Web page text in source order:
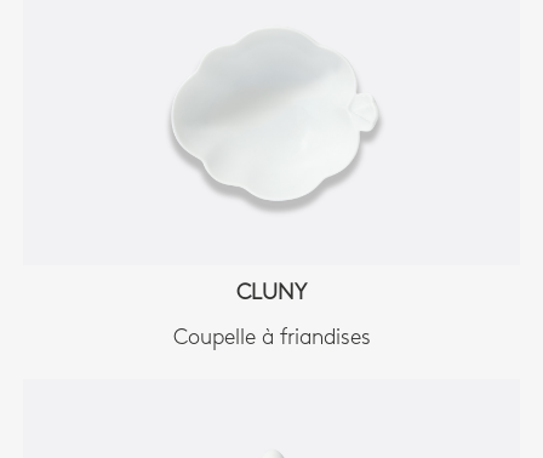
CLUNY
Coupelle à friandises